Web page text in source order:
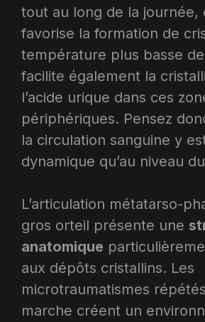
tout au long de la journée,
favorise la formation de
température plus basse
facilite également la
l’acide urique dans ces
périphériques. Pensez
la circulation sanguine y
dynamique qu’au niveau
L’articulation métatarso-
gros orteil présente une
anatomique
aux dépôts cristallins. Les
microtraumatismes
marche créent un